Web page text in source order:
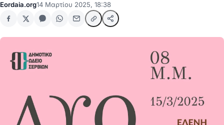
Eordaia.org14 Μαρτίου 2025, 18:38